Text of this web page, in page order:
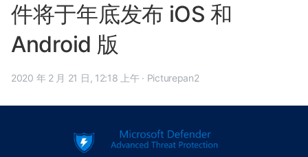
件将于年底发布 iOS 和
Android 版
2020 年 2 月 21 日, 12:18 上午 · Picturepan2